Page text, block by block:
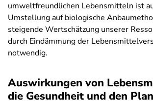
umweltfreundlichen Lebensmitteln ist
Umstellung auf biologische
steigende Wertschätzung unserer
durch Eindämmung der
notwendig.
Auswirkungen von
die Gesundheit und den